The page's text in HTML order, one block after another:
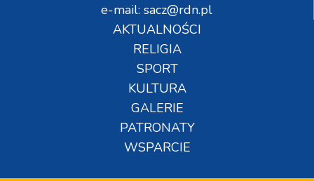
e-mail: sacz@rdn.pl
AKTUALNOŚCI
RELIGIA
SPORT
KULTURA
GALERIE
PATRONATY
WSPARCIE